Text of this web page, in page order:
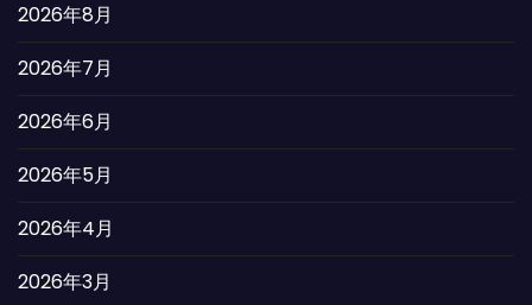
2026年8月
2026年7月
2026年6月
2026年5月
2026年4月
2026年3月